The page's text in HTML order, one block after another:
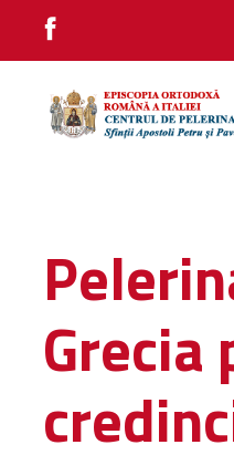
PELERINAJE EXTERNE
Grecia